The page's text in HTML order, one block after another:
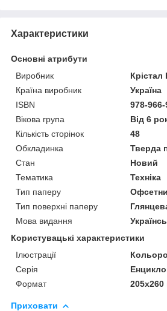
Характеристики
Основні атрибути
Виробник
Крістал
Країна виробник
Україна
ISBN
978-
Вікова група
Від 6
Кількість сторінок
48
Обкладинка
Тверда
Стан
Новий
Тематика
Техніка
Тип паперу
Тип поверхні паперу
Мова видання
Користувацькі характеристики
Ілюстрації
Серія
Формат
205х260
Приховати